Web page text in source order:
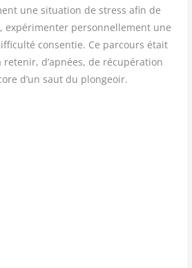
une situa­tion de stress afin de
expé­ri­men­ter per­son­nel­le­ment une
consen­tie. Ce par­cours était
rete­nir, d’apnées, de récu­pé­ra­tion
d’un saut du plongeoir.